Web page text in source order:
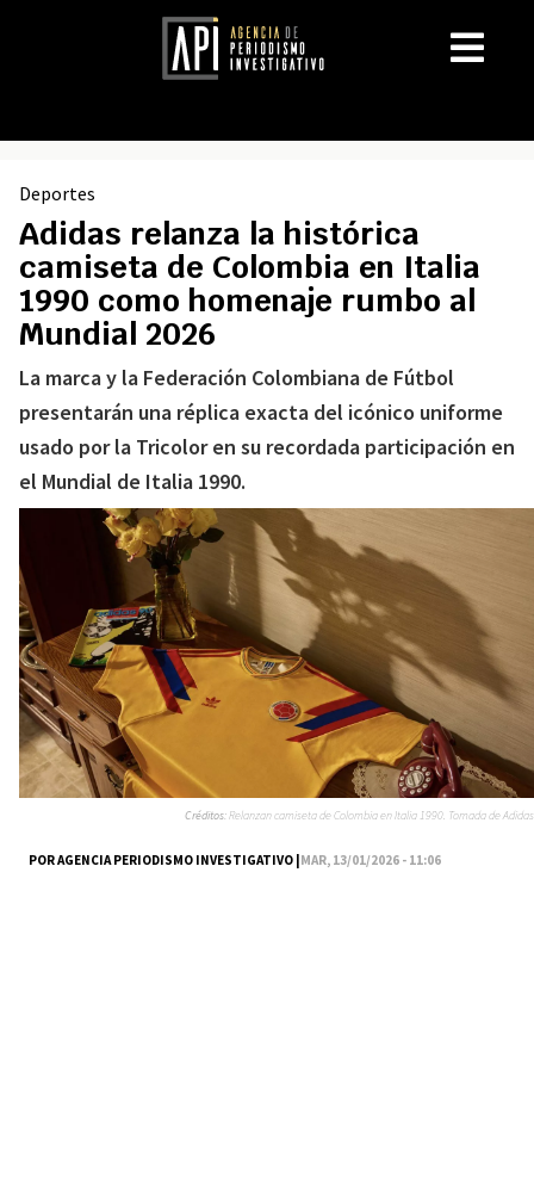
Deportes
Adidas relanza la histórica
camiseta de Colombia en Italia
1990 como homenaje rumbo al
Mundial 2026
La marca y la Federación Colombiana de Fútbol
presentarán una réplica exacta del icónico uniforme
usado por la Tricolor en su recordada participación en
el Mundial de Italia 1990.
POR AGENCIA PERIODISMO INVESTIGATIVO |MAR, 13/01/2026 - 11:06
Créditos:Relanzan camiseta de Colombia en Italia 1990. Tomada de Adidas